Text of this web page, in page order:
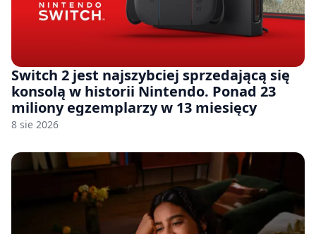
Switch 2 jest najszybciej sprzedającą się
konsolą w historii Nintendo. Ponad 23
miliony egzemplarzy w 13 miesięcy
8 sie 2026